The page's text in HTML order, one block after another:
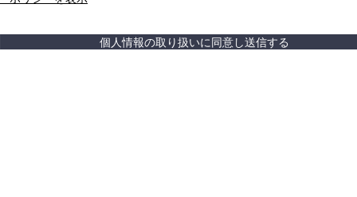
個人情報の取り扱いに同意し送信する